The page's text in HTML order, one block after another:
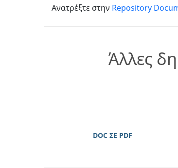
Ανατρέξτε στην Repository
Άλλες
DOC ΣΕ PDF